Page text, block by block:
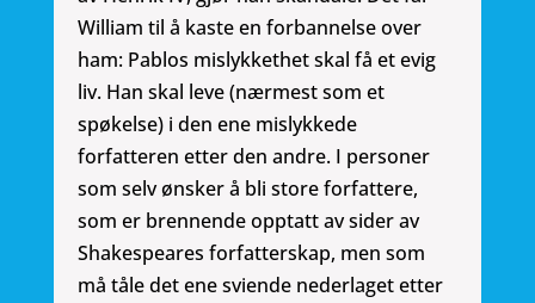
William til å kaste en forbannelse over
ham: Pablos mislykkethet skal få et evig
liv. Han skal leve (nærmest som et
spøkelse) i den ene mislykkede
forfatteren etter den andre. I personer
som selv ønsker å bli store forfattere,
som er brennende opptatt av sider av
Shakespeares forfatterskap, men som
må tåle det ene sviende nederlaget etter